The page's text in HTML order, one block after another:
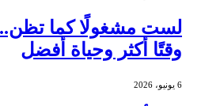
وقتًا أكثر وحياة أفضل
6 يونيو، 2026